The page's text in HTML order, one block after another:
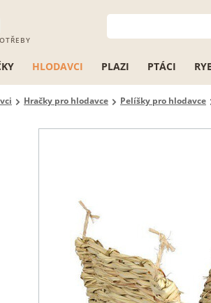
HLODAVCI PLAZI PTÁCI
Hračky pro hlodavce Pelíšky pro hlodavce